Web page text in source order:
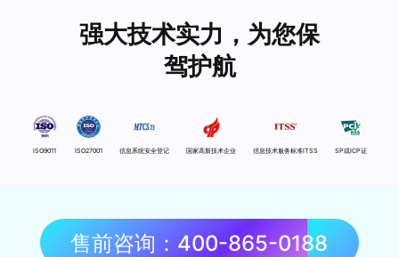
强大技术实力，为您保
驾护航
ISO9011 ISO27001 信息系统安全登记 国家高新技术企业 信息技术服务标准ITSS SP或ICP证
售前咨询：400-865-0188